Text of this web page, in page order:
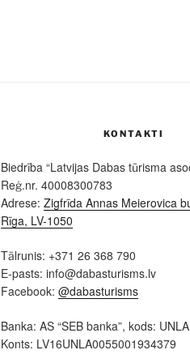
KONTAKTI
Biedrība “Latvijas Dabas tūrisma
Reģ.nr. 40008300783
Adrese: Zigfrīda Annas Meierovica
Rīga, LV-1050
Tālrunis: +371 26 368 790
E-pasts: info@dabasturisms.lv
Facebook: @dabasturisms
Banka: AS “SEB banka”, kods:
Konts: LV16UNLA0055001934379